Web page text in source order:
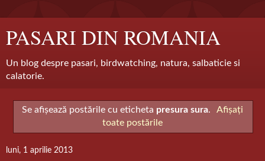
PASARI DIN ROMANIA
Un blog despre pasari, birdwatching, natura, salbaticie si
calatorie.
Se afișează postările cu eticheta presura sura.
Afișați
toate postările
luni, 1 aprilie 2013